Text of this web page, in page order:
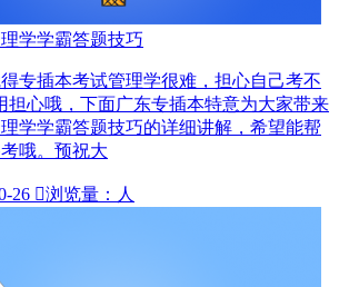
学学霸答题技巧
专插本考试管理学很难，担心自己考不
担心哦，下面广东专插本特意为大家带来
学学霸答题技巧的详细讲解，希望能帮
哦。预祝大
26 浏览量：人